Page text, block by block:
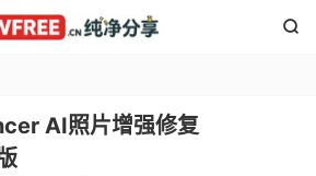

AI照片增强修复